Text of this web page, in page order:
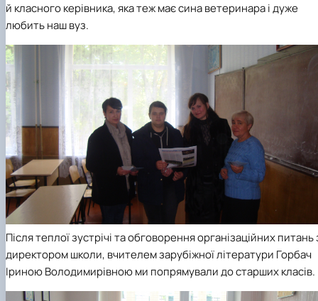
й класного керівника, яка теж має сина ветеринара і дуже
любить наш вуз.
Після теплої зустрічі та обговорення організаційних питань
директором школи, вчителем зарубіжної літератури Горбач
Іриною Володимирівною ми попрямували до старших класів.